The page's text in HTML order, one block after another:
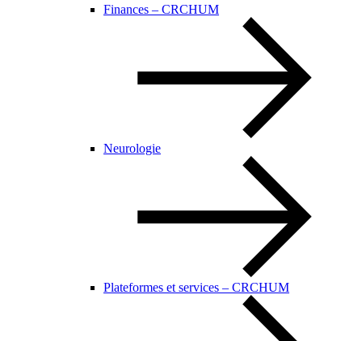
Finances – CRCHUM
Neurologie
Plateformes et services – CRCHUM